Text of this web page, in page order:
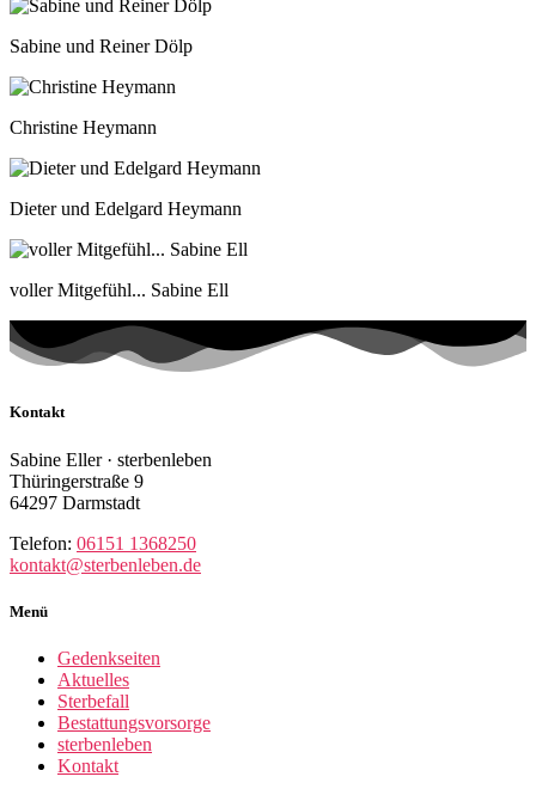
Sabine und Reiner Dölp
Christine Heymann
Dieter und Edelgard Heymann
voller Mitgefühl... Sabine Ell
Kontakt
Sabine Eller · sterbenleben
Thüringerstraße 9
64297 Darmstadt
Telefon: 06151 1368250
kontakt@sterbenleben.de
Menü
Gedenkseiten
Aktuelles
Sterbefall
Bestattungsvorsorge
sterbenleben
Kontakt